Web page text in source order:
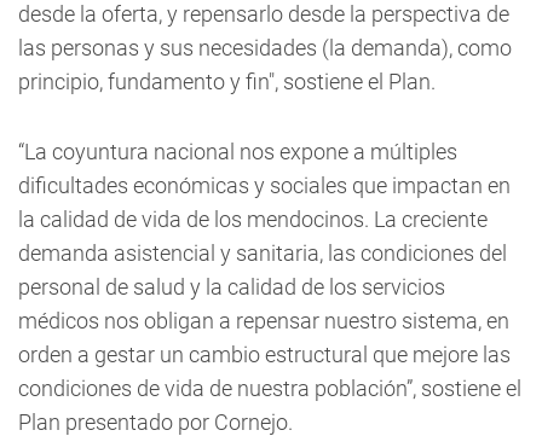
desde la oferta, y repensarlo desde la perspectiva de
las personas y sus necesidades (la demanda), como
principio, fundamento y fin", sostiene el Plan.
“La coyuntura nacional nos expone a múltiples
dificultades económicas y sociales que impactan en
la calidad de vida de los mendocinos. La creciente
demanda asistencial y sanitaria, las condiciones del
personal de salud y la calidad de los servicios
médicos nos obligan a repensar nuestro sistema, en
orden a gestar un cambio estructural que mejore las
condiciones de vida de nuestra población”, sostiene el
Plan presentado por Cornejo.